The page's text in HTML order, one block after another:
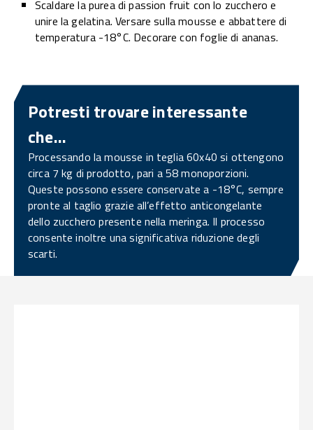
Scaldare la purea di passion fruit con lo zucchero e
unire la gelatina. Versare sulla mousse e abbattere di
temperatura -18°C. Decorare con foglie di ananas.
Potresti trovare interessante
che...
Processando la mousse in teglia 60x40 si ottengono
circa 7 kg di prodotto, pari a 58 monoporzioni.
Queste possono essere conservate a -18°C, sempre
pronte al taglio grazie all’effetto anticongelante
dello zucchero presente nella meringa. Il processo
consente inoltre una significativa riduzione degli
scarti.